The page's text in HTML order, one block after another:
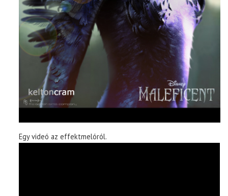
Egy videó az effektmelóról.